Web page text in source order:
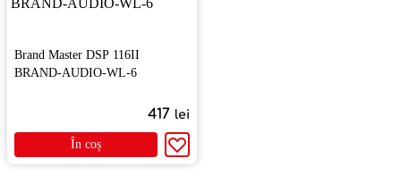
Brand Master DSP 116II
BRAND-AUDIO-WL-6
417 lei
În coș